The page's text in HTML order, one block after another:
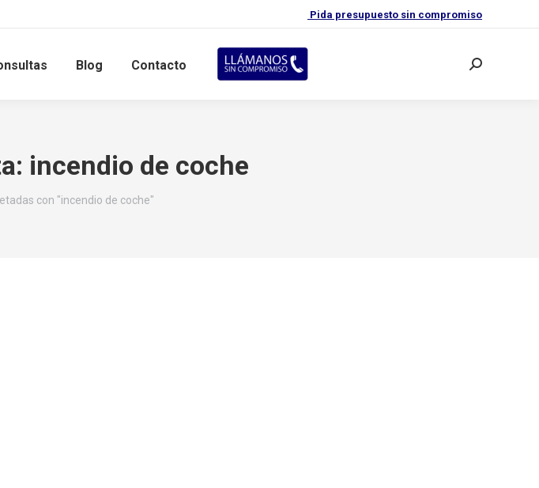
Pida presupuesto sin compromiso
Blog Contacto Buscar:
incendio de coche
con "incendio de coche"